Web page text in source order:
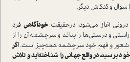
سوال و کنکاش دیگر.
آغاز می‌شود، در‌حقیقتخودآگاهی فرد
و درستی‌ها را بداند و سرچشمه آن را از
شعور و فهم، خود سرچشمه همه‌چیز ا‌ست. اگر
برسید، در‌واقع جهانی را شناخته‌اید و تلاش